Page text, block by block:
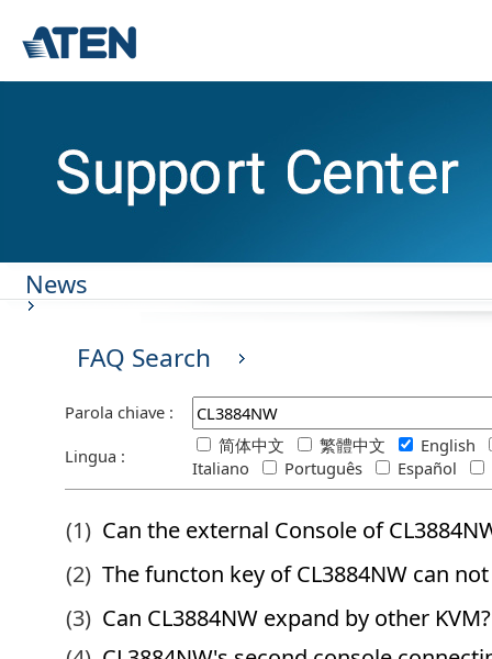
News
FAQ Search
Parola chiave :
Lingua :
简体中文 繁體中文
English
Italiano
Português Español